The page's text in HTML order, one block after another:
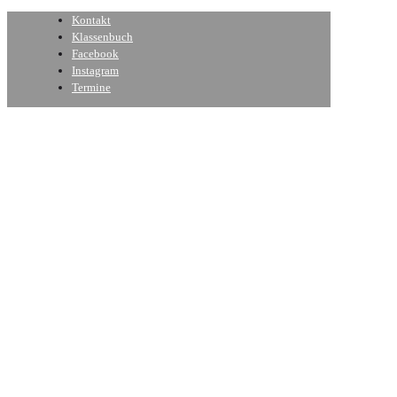
Kontakt
Klassenbuch
Facebook
Instagram
Termine